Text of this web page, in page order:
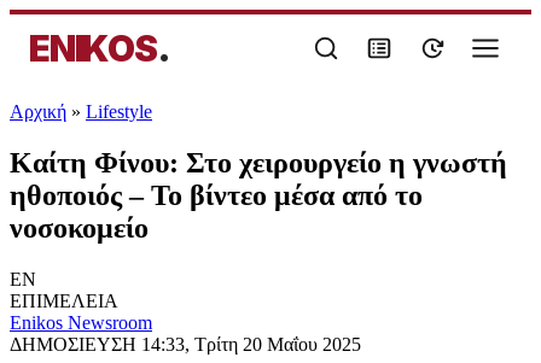
ENIKOS.
Αρχική » Lifestyle
Καίτη Φίνου: Στο χειρουργείο η γνωστή
ηθοποιός – Το βίντεο μέσα από το
νοσοκομείο
EN
ΕΠΙΜΕΛΕΙΑ
Enikos Newsroom
ΔΗΜΟΣΙΕΥΣΗ 14:33, Τρίτη 20 Μαΐου 2025